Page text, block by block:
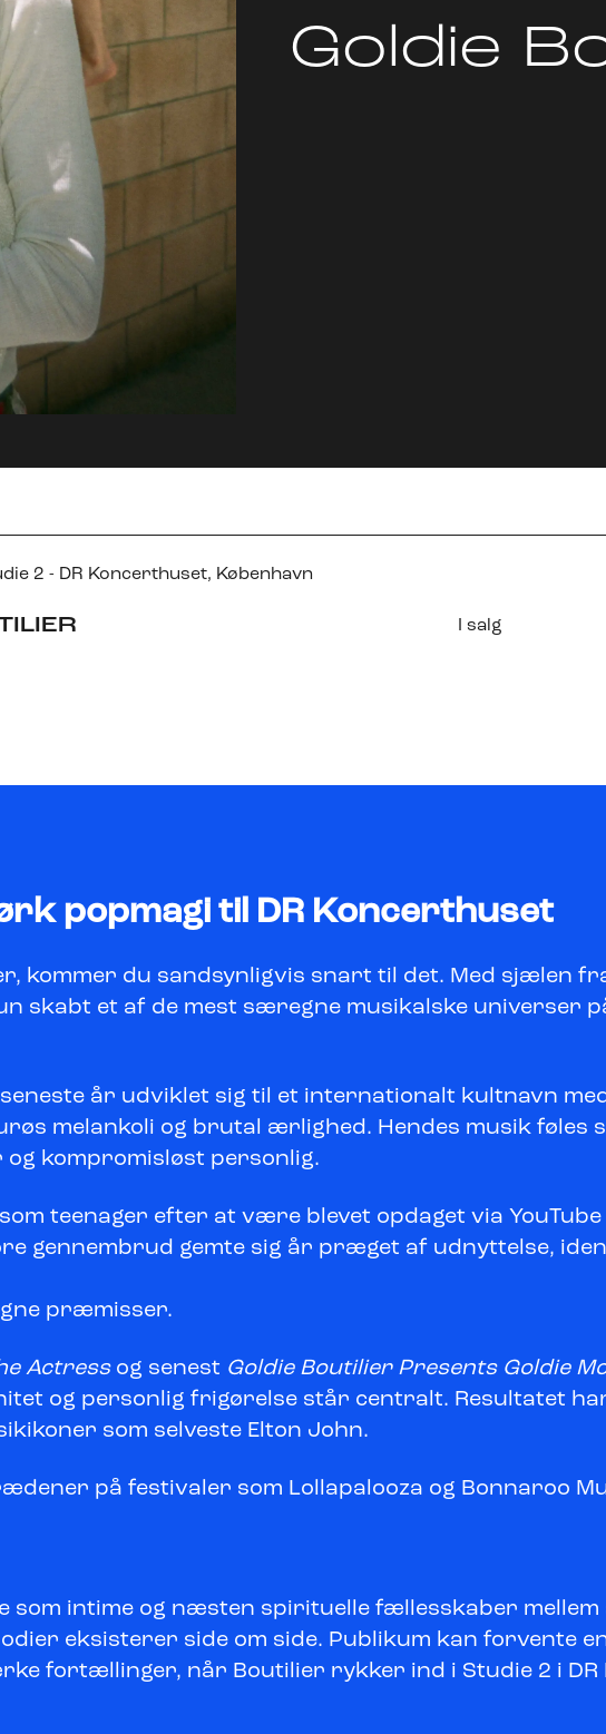
Goldie
2 - DR Koncerthuset, København
I salg
popmagi til DR Koncerthuset
kommer du sandsynligvis snart til det. Med sjælen
skabt et af de mest særegne musikalske universer
år udviklet sig til et internationalt kultnavn
melankoli og brutal ærlighed. Hendes musik føles
kompromisløst personlig.
teenager efter at være blevet opdaget via
gennembrud gemte sig år præget af udnyttelse,
præmisser.
Actressog senest Goldie Boutilier Presents Goldie
og personlig frigørelse står centralt. Resultatet
som selveste Elton John.
på festivaler som Lollapalooza og Bonnaroo
som intime og næsten spirituelle fællesskaber
eksisterer side om side. Publikum kan forvente
fortællinger, når Boutilier rykker ind i Studie 2 i DR